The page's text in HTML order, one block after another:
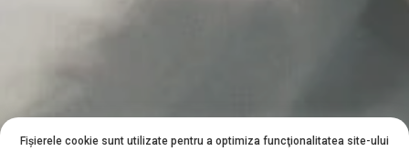
Fișierele cookie sunt utilizate pentru a optimiza funcţionalitatea site-ului